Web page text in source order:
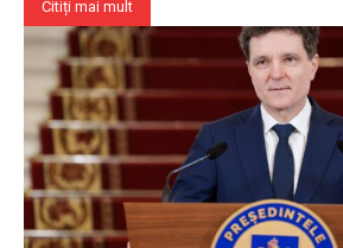
Citiți mai mult